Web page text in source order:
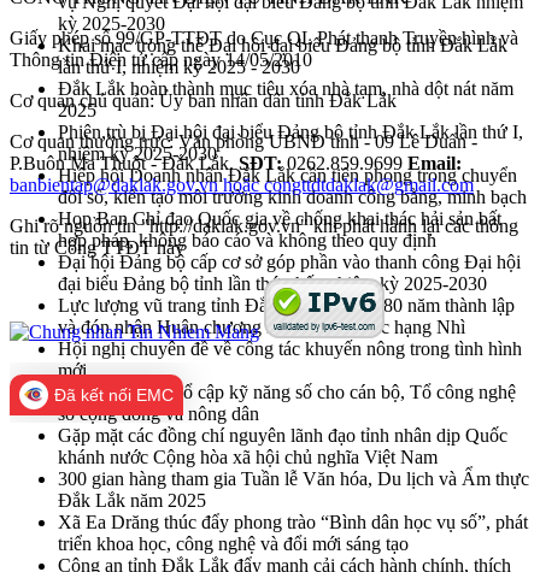
kỳ 2025-2030
Khai mạc trọng thể Đại hội đại biểu Đảng bộ tỉnh Đắk Lắk
lần thứ I, nhiệm kỳ 2025 - 2030
Đắk Lắk hoàn thành mục tiêu xóa nhà tạm, nhà dột nát năm
2025
Phiên trù bị Đại hội đại biểu Đảng bộ tỉnh Đắk Lắk lần thứ I,
nhiệm kỳ 2025-2030
Hiệp hội Doanh nhân Đắk Lắk cần tiên phong trong chuyển
đổi số, kiến tạo môi trường kinh doanh công bằng, minh bạch
Họp Ban Chỉ đạo Quốc gia về chống khai thác hải sản bất
hợp pháp, không báo cáo và không theo quy định
Đại hội Đảng bộ cấp cơ sở góp phần vào thanh công Đại hội
đại biểu Đảng bộ tỉnh lần thứ nhất, nhiệm kỳ 2025-2030
Lực lượng vũ trang tỉnh Đắk Lắk kỷ niệm 80 năm thành lập
và đón nhận Huân chương Bảo vệ Tổ quốc hạng Nhì
Hội nghị chuyên đề về công tác khuyến nông trong tình hình
mới
Xã Ea Drăng phổ cập kỹ năng số cho cán bộ, Tổ công nghệ
số cộng đồng và nông dân
Gặp mặt các đồng chí nguyên lãnh đạo tỉnh nhân dịp Quốc
khánh nước Cộng hòa xã hội chủ nghĩa Việt Nam
300 gian hàng tham gia Tuần lễ Văn hóa, Du lịch và Ẩm thực
Đắk Lắk năm 2025
Xã Ea Drăng thúc đẩy phong trào “Bình dân học vụ số”, phát
triển khoa học, công nghệ và đổi mới sáng tạo
Công an tỉnh Đắk Lắk đẩy mạnh cải cách hành chính, thích
Giấy phép số 99/GP-TTĐT do Cục QL Phát thanh Truyền hình và
Thông tin Điện tử cấp ngày 14/05/2010
Cơ quan chủ quản: Ủy ban nhân dân tỉnh Đắk Lắk
Cơ quan thường trực: Văn phòng UBND tỉnh - 09 Lê Duẩn -
P.Buôn Ma Thuột - Đắk Lắk. SĐT:0262.859.9699 Email:
banbientap@daklak.gov.vn hoặc congttdtdaklak@gmail.com
Ghi rõ nguồn tin "http://daklak.gov.vn" khi phát hành lại các thông
tin từ Cổng TTĐT này
Đã kết nối EMC